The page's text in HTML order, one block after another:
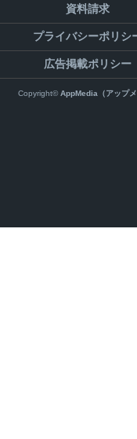
資料請求
プライバシーポリシ
広告掲載ポリシー
Copyright©AppMedia（アップ